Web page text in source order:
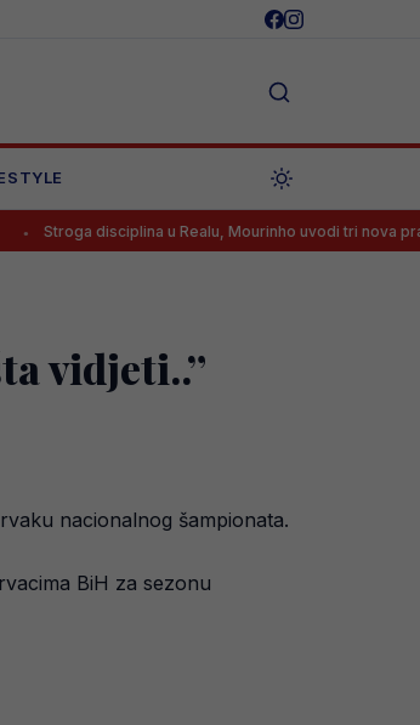
disciplina u Realu, Mourinho uvodi tri nova pravila
vidjeti..”
nacionalnog šampionata.
BiH za sezonu